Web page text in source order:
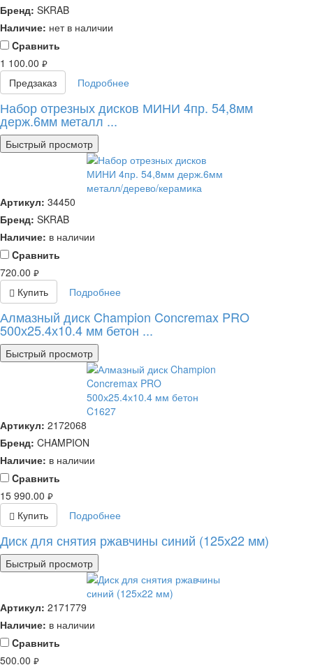
Бренд: SKRAB
Наличие: нет в наличии
Cравнить
1 100.00 руб.
Предзаказ Подробнее
Набор отрезных дисков МИНИ 4пр. 54,8мм
держ.6мм металл ...
Быстрый просмотр
Артикул: 34450
Бренд: SKRAB
Наличие: в наличии
Cравнить
720.00 руб.
Купить Подробнее
Алмазный диск Champion Concremax PRO
500х25.4х10.4 мм бетон ...
Быстрый просмотр
Артикул: 2172068
Бренд: CHAMPION
Наличие: в наличии
Cравнить
15 990.00 руб.
Купить Подробнее
Диск для снятия ржавчины синий (125х22 мм)
Быстрый просмотр
Артикул: 2171779
Наличие: в наличии
Cравнить
500.00 руб.